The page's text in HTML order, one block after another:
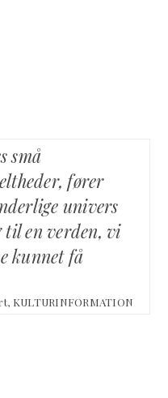
små
fører
univers
til en verden, vi
kunnet få
KULTURINFORMATION